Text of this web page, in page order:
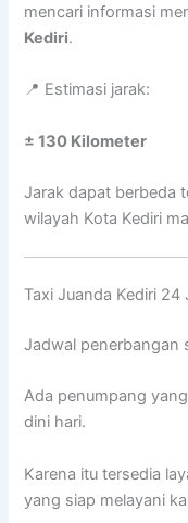
mencari informasi
Kediri.
📍 Estimasi jarak:
± 130 Kilometer
Jarak dapat berbeda
wilayah Kota Kediri
Taxi Juanda Kediri
Jadwal penerbangan
Ada penumpang
dini hari.
Karena itu tersedia
yang siap melayani